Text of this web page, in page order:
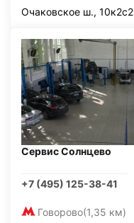
Очаковское ш., 10к2с2
Сервис Солнцево
+7 (495) 125-38-41
Говорово(1,35 км)